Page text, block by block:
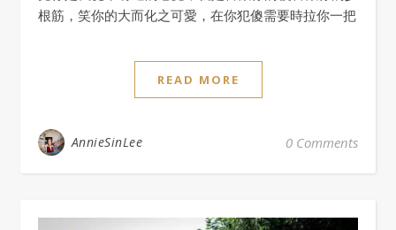
根筋，笑你的大而化之可愛，在你犯傻需要時拉你一把
READ MORE
AnnieSinLee 0 Comments